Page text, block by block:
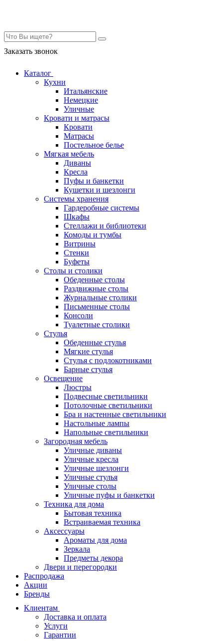
Заказать звонок
Каталог
Кухни
Итальянские
Немецкие
Уличные
Кровати и матрасы
Кровати
Матрасы
Постельное белье
Мягкая мебель
Диваны
Кресла
Пуфы и банкетки
Кушетки и шезлонги
Системы хранения
Гардеробные системы
Шкафы
Стеллажи и библиотеки
Комоды и тумбы
Витрины
Стенки
Буфеты
Столы и столики
Обеденные столы
Раздвижные столы
Журнальные столики
Письменные столы
Консоли
Туалетные столики
Стулья
Обеденные стулья
Мягкие стулья
Стулья с подлокотниками
Барные стулья
Освещение
Люстры
Подвесные светильники
Потолочные светильники
Бра и настенные светильники
Настольные лампы
Напольные светильники
Загородная мебель
Уличные диваны
Уличные кресла
Уличные шезлонги
Уличные стулья
Уличные столы
Уличные пуфы и банкетки
Техника для дома
Бытовая техника
Встраиваемая техника
Аксессуары
Ароматы для дома
Зеркала
Предметы декора
Двери и перегородки
Распродажа
Акции
Бренды
Клиентам
Доставка и оплата
Услуги
Гарантии